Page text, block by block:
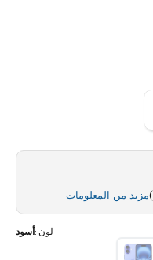
)مزيد من المعلومات
لون : أسود